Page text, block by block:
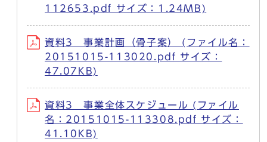
112653.pdf サイズ：1.24MB)
資料3 事業計画（骨子案） (ファイル名：
20151015-113020.pdf サイズ：
47.07KB)
資料3 事業全体スケジュール (ファイル
名：20151015-113308.pdf サイズ：
41.10KB)